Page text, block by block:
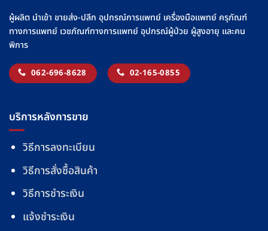
ผู้ผลิต นำเข้า ขายส่ง-ปลีก อุปกรณ์การแพทย์ เครื่องมือแพทย์ ครุภัณฑ์
ทางการแพทย์ เวชภัณฑ์ทางการแพทย์ อุปกรณ์ผู้ป่วย ผู้สูงอายุ และคน
พิการ
062-696-8628 02-165-0855
บริการหลังการขาย
วิธีการลงทะเบียน
วิธีการสั่งซื้อสินค้า
วิธีการชำระเงิน
แจ้งชำระเงิน